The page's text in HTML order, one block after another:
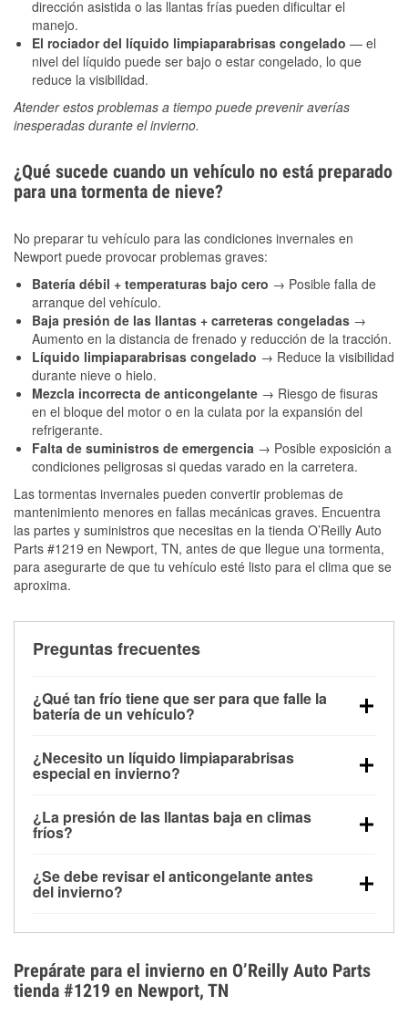
dirección asistida o las llantas frías pueden dificultar el
manejo.
El rociador del líquido limpiaparabrisas congelado — el
nivel del líquido puede ser bajo o estar congelado, lo que
reduce la visibilidad.
Atender estos problemas a tiempo puede prevenir averías
inesperadas durante el invierno.
¿Qué sucede cuando un vehículo no está preparado
para una tormenta de nieve?
No preparar tu vehículo para las condiciones invernales en
Newport puede provocar problemas graves:
Batería débil + temperaturas bajo cero → Posible falla de
arranque del vehículo.
Baja presión de las llantas + carreteras congeladas →
Aumento en la distancia de frenado y reducción de la tracción.
Líquido limpiaparabrisas congelado → Reduce la visibilidad
durante nieve o hielo.
Mezcla incorrecta de anticongelante → Riesgo de fisuras
en el bloque del motor o en la culata por la expansión del
refrigerante.
Falta de suministros de emergencia → Posible exposición a
condiciones peligrosas si quedas varado en la carretera.
Las tormentas invernales pueden convertir problemas de
mantenimiento menores en fallas mecánicas graves. Encuentra
las partes y suministros que necesitas en la tienda O’Reilly Auto
Parts #1219 en Newport, TN, antes de que llegue una tormenta,
para asegurarte de que tu vehículo esté listo para el clima que se
aproxima.
Preguntas frecuentes
¿Qué tan frío tiene que ser para que falle la
batería de un vehículo?
debajo de los 32 °F y puede perder hasta la mitad de
su potencia de arranque cerca de los 0 °F, lo que
arranque.
¿Necesito un líquido limpiaparabrisas
especial en invierno?
la congelación y ayuda a disolver la sal y la nieve
derretida en la carretera para mejorar la visibilidad.
¿La presión de las llantas baja en climas
fríos?
alrededor de 1 PSI por cada 10 °F que baja la
temperatura. Puedes obtener más información sobre
¿Se debe revisar el anticongelante antes
del invierno?
el sobrecalentamiento en condiciones de frío
extremo. Aprende cómo comprobar la protección
anticongelante en nuestra sección How-To.
Prepárate para el invierno en O’Reilly Auto Parts
tienda #1219 en Newport, TN